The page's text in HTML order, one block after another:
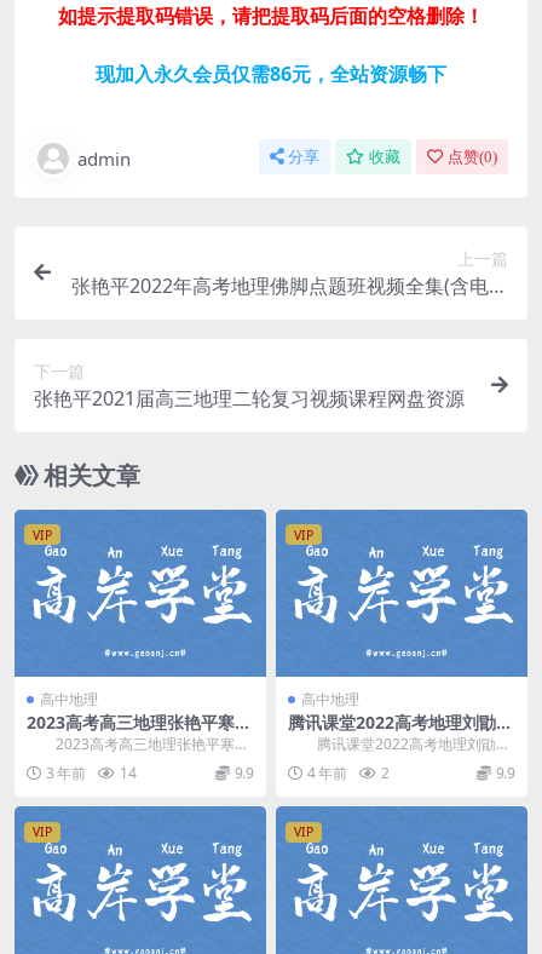
如提示提取码错误，请把提取码后面的空格删除！
现加入永久会员仅需86元，全站资源畅下
admin 分享 收藏 点赞(0)
上一篇
张艳平2022年高考地理佛脚点题班视频全集(含电子
下一篇
张艳平2021届高三地理二轮复习视频课程网盘资源
相关文章
VIP
高中地理
2023高考高三地理张艳平寒假
班（13.2G高清视频）百度网
盘分享
2023高考高三地理张艳平寒假
班，百度网盘分享高考地理复习课
程13.2G高清...
3 年前 14 9.9
VIP
高中地理
腾讯课堂2022高考地理刘勖雯
押题课 网盘分享
腾讯课堂2022高考地理刘勖雯
押题课，网盘分享高考地理复习押
题课程424M高...
4 年前 2 9.9
VIP VIP